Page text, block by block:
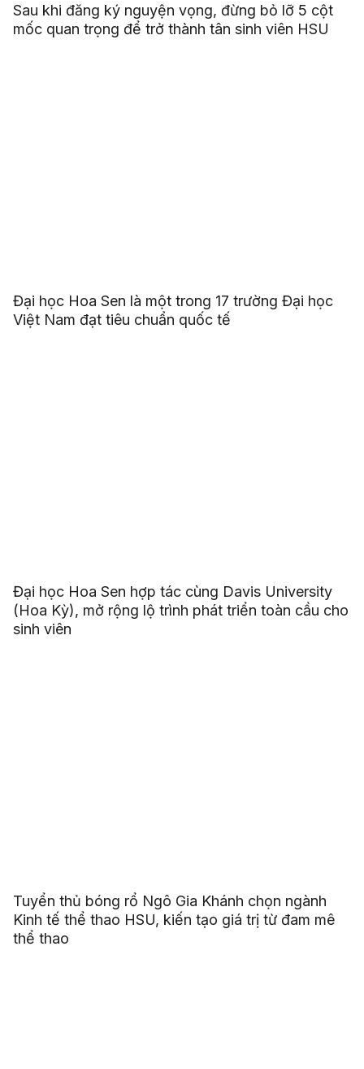
Sau khi đăng ký nguyện vọng, đừng bỏ lỡ 5 cột
mốc quan trọng để trở thành tân sinh viên HSU
Đại học Hoa Sen là một trong 17 trường Đại học
Việt Nam đạt tiêu chuẩn quốc tế
Đại học Hoa Sen hợp tác cùng Davis University
(Hoa Kỳ), mở rộng lộ trình phát triển toàn cầu cho
sinh viên
Tuyển thủ bóng rổ Ngô Gia Khánh chọn ngành
Kinh tế thể thao HSU, kiến tạo giá trị từ đam mê
thể thao